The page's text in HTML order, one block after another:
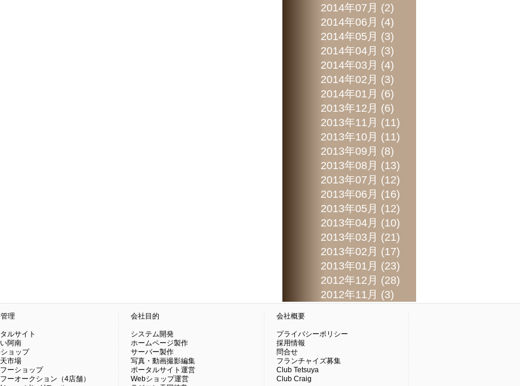
2014年07月 (2)
2014年06月 (4)
2014年05月 (3)
2014年04月 (3)
2014年03月 (4)
2014年02月 (3)
2014年01月 (6)
2013年12月 (6)
2013年11月 (11)
2013年10月 (11)
2013年09月 (8)
2013年08月 (13)
2013年07月 (12)
2013年06月 (16)
2013年05月 (12)
2013年04月 (10)
2013年03月 (21)
2013年02月 (17)
2013年01月 (23)
2012年12月 (28)
2012年11月 (3)
理
ルサイト
阿南
ョップ
市場
ーショップ
ーオークション（4店舗）
会社目的
システム開発
ホームページ製作
サーバー製作
写真・動画撮影編集
ポータルサイト運営
Webショップ運営
会社概要
プライバシーポリシー
採用情報
問合せ
フランチャイズ募集
Club Tetsuya
Club Craig